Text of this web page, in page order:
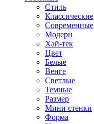
Стиль
Классические
Современные
Модерн
Хай-тек
Цвет
Белые
Венге
Светлые
Темные
Размер
Мини стенки
Форма